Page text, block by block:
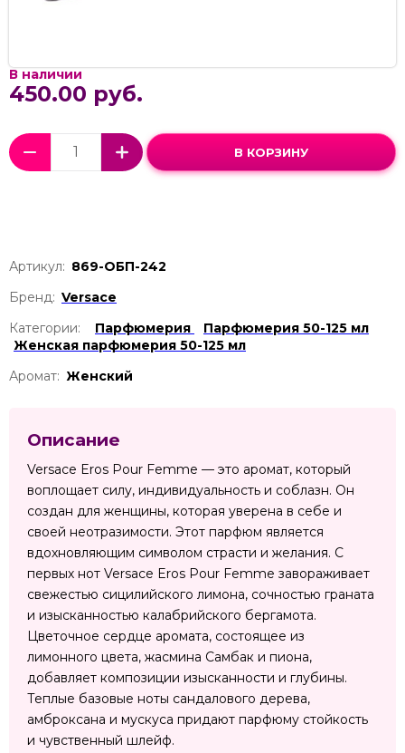
В наличии
450.00 руб.
В КОРЗИНУ
Артикул: 869-ОБП-242
Бренд: Versace
Категории:
Парфюмерия
Парфюмерия 50-125 мл
Женская парфюмерия 50-125 мл
Аромат: Женский
Описание
Versace Eros Pour Femme — это аромат, который
воплощает силу, индивидуальность и соблазн. Он
создан для женщины, которая уверена в себе и
своей неотразимости. Этот парфюм является
вдохновляющим символом страсти и желания. С
первых нот Versace Eros Pour Femme завораживает
свежестью сицилийского лимона, сочностью граната
и изысканностью калабрийского бергамота.
Цветочное сердце аромата, состоящее из
лимонного цвета, жасмина Самбак и пиона,
добавляет композиции изысканности и глубины.
Теплые базовые ноты сандалового дерева,
амброксана и мускуса придают парфюму стойкость
и чувственный шлейф.